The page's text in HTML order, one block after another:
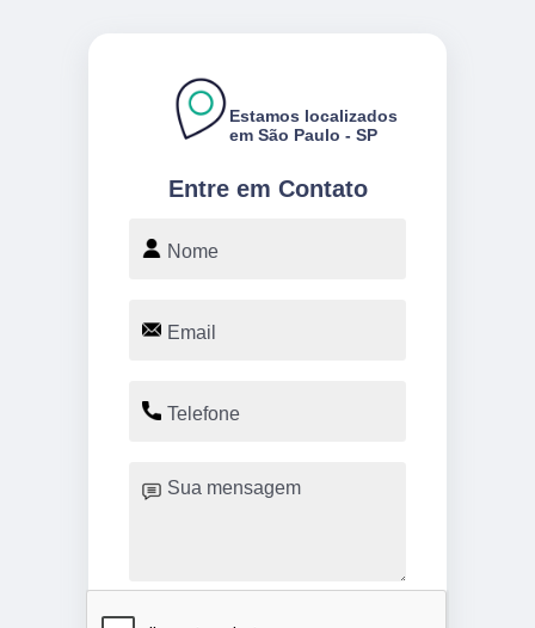
Entre em Contato
Estamos localizados
em São Paulo - SP